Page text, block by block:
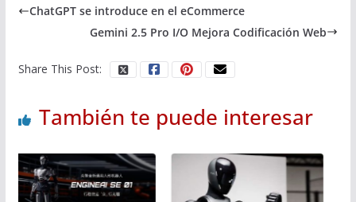
ChatGPT se introduce en el eCommerce
Gemini 2.5 Pro I/O Mejora Codificación Web
Share This Post:
También te puede interesar